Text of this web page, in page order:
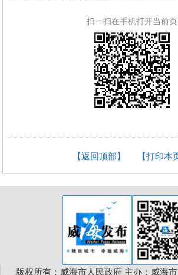
扫一扫在手机打开当前页
【打印本
【返回顶部】
版权所有：威海市人民政府 主办：威海